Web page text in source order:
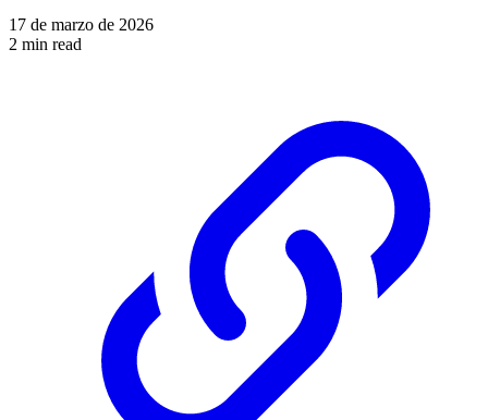
17 de marzo de 2026
2 min read